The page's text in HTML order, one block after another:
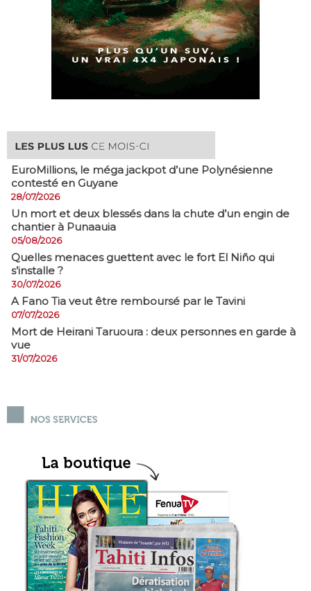
EuroMillions, ​le méga jackpot d’une Polynésienne
contesté en Guyane
28/07/2026
​Un mort et deux blessés dans la chute d’un engin de
chantier à Punaauia
05/08/2026
Quelles menaces guettent avec le fort El Niño qui
s’installe ?
30/07/2026
A Fano Tia veut être remboursé par le Tavini
07/07/2026
Mort de Heirani Taruoura : deux personnes en garde à
vue
31/07/2026